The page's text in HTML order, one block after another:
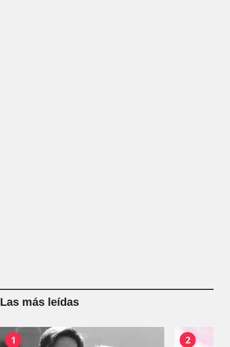
Las más leídas
1 2